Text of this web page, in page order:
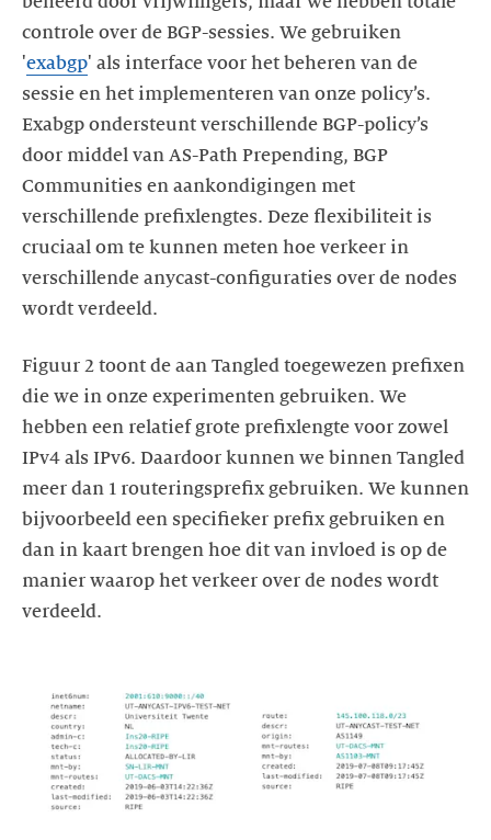
controle over de BGP-sessies. We gebruiken
'exabgp' als interface voor het beheren van de
sessie en het implementeren van onze policy’s.
Exabgp ondersteunt verschillende BGP-policy’s
door middel van AS-Path Prepending, BGP
Communities en aankondigingen met
verschillende prefixlengtes. Deze flexibiliteit is
cruciaal om te kunnen meten hoe verkeer in
verschillende anycast-configuraties over de nodes
Figuur 2 toont de aan Tangled toegewezen prefixen
die we in onze experimenten gebruiken. We
hebben een relatief grote prefixlengte voor zowel
IPv4 als IPv6. Daardoor kunnen we binnen Tangled
meer dan 1 routeringsprefix gebruiken. We kunnen
bijvoorbeeld een specifieker prefix gebruiken en
dan in kaart brengen hoe dit van invloed is op de
manier waarop het verkeer over de nodes wordt